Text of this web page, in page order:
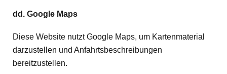
dd. Google Maps
Diese Website nutzt Google Maps, um Kartenmaterial
darzustellen und Anfahrtsbeschreibungen
bereitzustellen.